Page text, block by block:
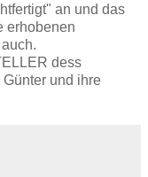
an und das
erhobenen
dess
und ihre